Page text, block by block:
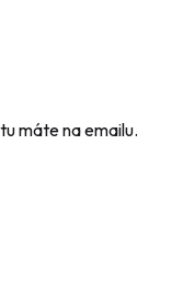
máte na emailu.